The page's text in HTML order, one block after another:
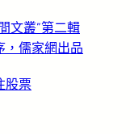
文叢”第二輯
，儒家網出品
股票